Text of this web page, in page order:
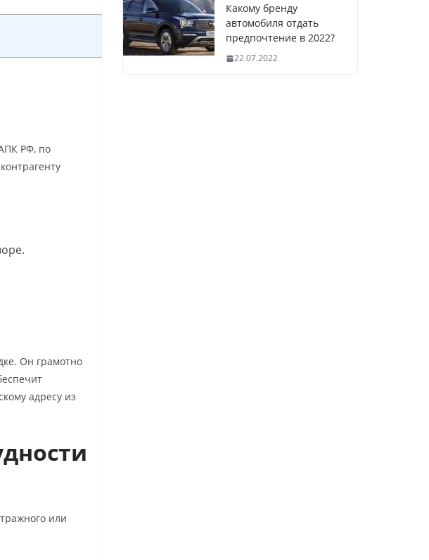
РФ, по
Он грамотно
адресу из
или
Какому бренду
автомобиля отдать
предпочтение в 2022?
22.07.2022